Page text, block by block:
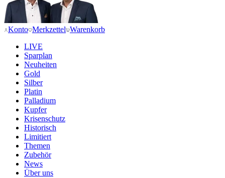
Konto Merkzettel Warenkorb
LIVE
Sparplan
Neuheiten
Gold
Silber
Platin
Palladium
Kupfer
Krisenschutz
Historisch
Limitiert
Themen
Zubehör
News
Über uns